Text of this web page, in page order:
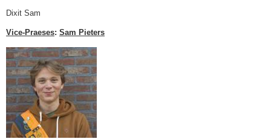
Dixit Sam
Vice-Praeses: Sam Pieters